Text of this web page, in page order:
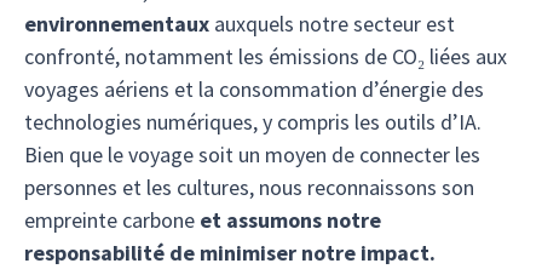
environnementaux auxquels notre secteur est
confronté, notamment les émissions de CO₂ liées aux
voyages aériens et la consommation d’énergie des
technologies numériques, y compris les outils d’IA.
Bien que le voyage soit un moyen de connecter les
personnes et les cultures, nous reconnaissons son
empreinte carbone et assumons notre
responsabilité de minimiser notre impact.